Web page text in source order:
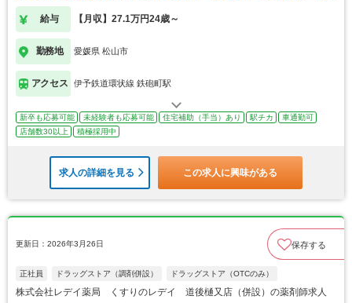
です
給与 【月収】27.1万円24歳～
勤務地 愛媛県 松山市
アクセス 伊予鉄道環状線 鉄砲町駅
新卒も応募可能 未経験者も応募可能 住宅補助（手当）あり 駅チカ
車通勤可
店舗数30以上
積極採用中
求人の詳細を見る この求人に興味がある
更新日：2026年3月26日 保存する
正社員 ドラッグストア（調剤併設） ドラッグストア（OTCのみ）
株式会社レデイ薬局 くすりのレデイ 道後樋又店（併設）の薬剤師求人